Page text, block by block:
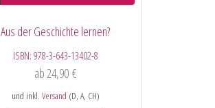
Aus der Geschichte lernen?
ISBN: 978-3-643-13402-8
ab24,90 €
und inkl. Versand (D, A, CH)